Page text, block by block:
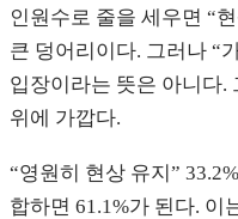
인원수로 줄을 세우면 “
큰 덩어리이다. 그러나 “
입장이라는 뜻은 아니다.
위에 가깝다.
“영원히 현상 유지”
합하면 61.1%가 된다. 이